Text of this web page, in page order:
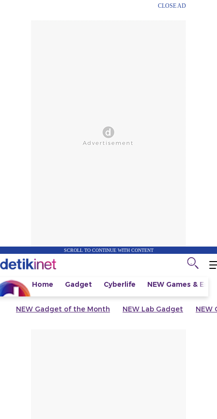
CLOSE AD
SCROLL TO CONTINUE WITH CONTENT
Home Gadget Cyberlife NEW Games &
NEW Gadget of the Month NEW Lab Gadget NEW